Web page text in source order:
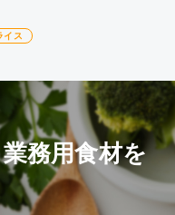
イス
務用食材を